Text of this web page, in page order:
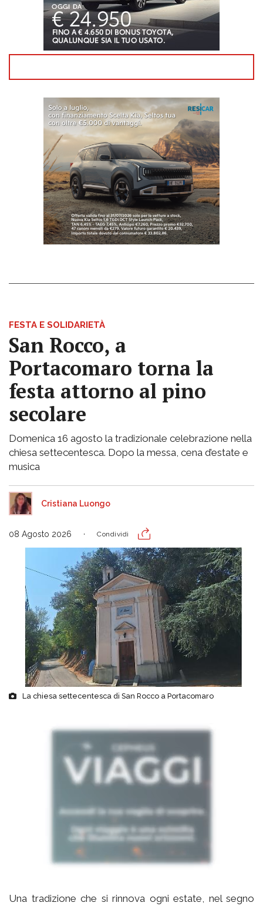
FESTA E SOLIDARIETÀ
San Rocco, a
Portacomaro torna la
festa attorno al pino
secolare
Domenica 16 agosto la tradizionale celebrazione nella
chiesa settecentesca. Dopo la messa, cena d’estate e
musica
Cristiana Luongo
08 Agosto 2026 Condividi
La chiesa settecentesca di San Rocco a Portacomaro
Una tradizione che si rinnova ogni estate, nel segno